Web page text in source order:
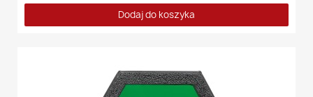
Dodaj do koszyka